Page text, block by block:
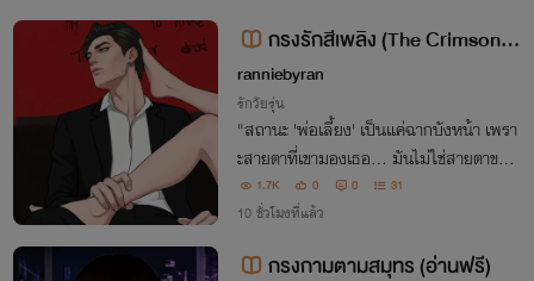
กรงรักสีเพลิง (The Crimson C
age)
ranniebyran
รักวัยรุ่น
"สถานะ 'พ่อเลี้ยง' เป็นแค่ฉากบังหน้า เพรา
ะสายตาที่เขามองเธอ... มันไม่ใช่สายตาของ
พ่อเลี้ยงเอาสะเลย!"
1.7K 0 0 31
10 ชั่วโมงที่แล้ว
กรงกามตามสมุทร (อ่านฟรี)